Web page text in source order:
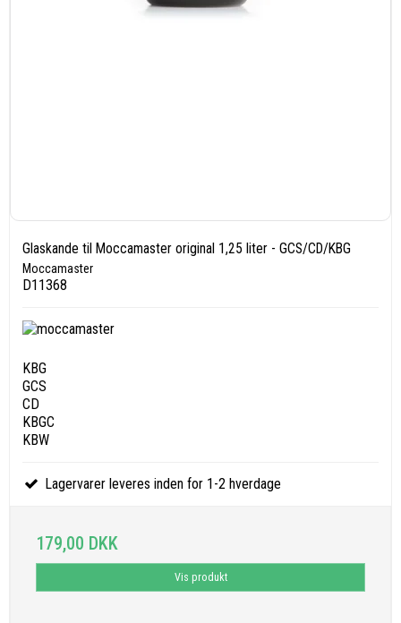
Glaskande til Moccamaster original 1,25 liter - GCS/CD/KBG
Moccamaster
D11368
KBG
GCS
CD
KBGC
KBW
Lagervarer leveres inden for 1-2 hverdage
179,00 DKK
Vis produkt